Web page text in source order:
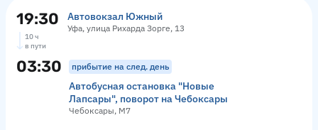
19:30 Автовокзал Южный
Уфа, улица Рихарда Зорге, 13
10 ч
в пути
03:30 прибытие на след. день
Автобусная остановка "Новые
Лапсары", поворот на Чебоксары
Чебоксары, М7